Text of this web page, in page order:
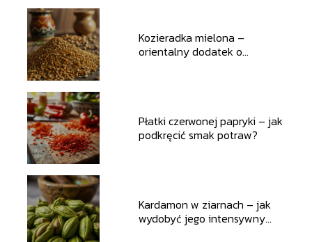
Kozieradka mielona –
orientalny dodatek o
Płatki czerwonej papryki – jak
podkręcić smak potraw?
Kardamon w ziarnach – jak
wydobyć jego intensywny